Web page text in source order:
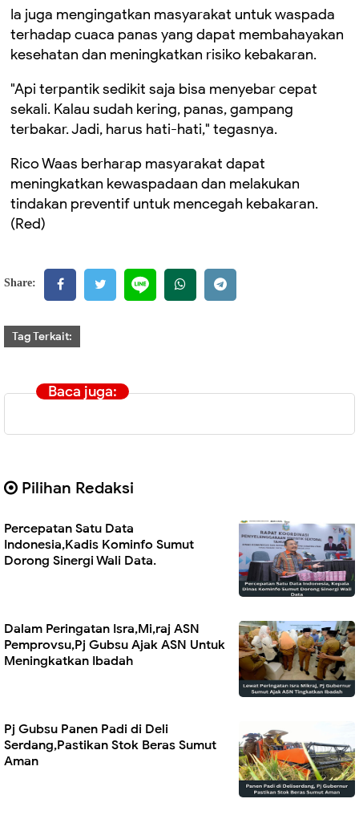
Ia juga mengingatkan masyarakat untuk waspada
terhadap cuaca panas yang dapat membahayakan
kesehatan dan meningkatkan risiko kebakaran.
"Api terpantik sedikit saja bisa menyebar cepat
sekali. Kalau sudah kering, panas, gampang
terbakar. Jadi, harus hati-hati," tegasnya.
Rico Waas berharap masyarakat dapat
meningkatkan kewaspadaan dan melakukan
tindakan preventif untuk mencegah kebakaran.
(Red)
Share:
Tag Terkait:
Baca juga:
Pilihan Redaksi
Percepatan Satu Data
Indonesia,Kadis Kominfo Sumut
Dorong Sinergi Wali Data.
Dalam Peringatan Isra,Mi,raj ASN
Pemprovsu,Pj Gubsu Ajak ASN Untuk
Meningkatkan Ibadah
Pj Gubsu Panen Padi di Deli
Serdang,Pastikan Stok Beras Sumut
Aman